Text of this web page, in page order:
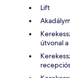
Lift
útvonal